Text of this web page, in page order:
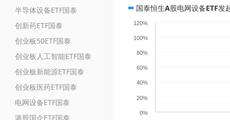
半导体设备ETF国泰
创新药ETF国泰
创业板50ETF国泰
创业板人工智能ETF国泰
创业板新能源ETF国泰
创业板医药ETF国泰
电网设备ETF国泰
港股国企ETF国泰
国泰恒生A股电网设备ETF发
0%
20%
40%
60%
80%
100%
120%